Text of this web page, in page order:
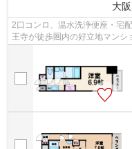
大
2口コンロ、温水洗浄便座・宅配
王寺が徒歩圏内の好立地マン